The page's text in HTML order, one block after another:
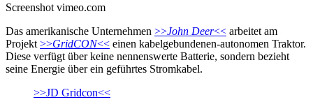
Screenshot vimeo.com
Das amerikanische Unternehmen >>John Deer<< arbeitet am
Projekt >>GridCON<< einen kabelgebundenen-autonomen Traktor.
Diese verfügt über keine nennenswerte Batterie, sondern bezieht
seine Energie über ein geführtes Stromkabel.
>>JD Gridcon<<